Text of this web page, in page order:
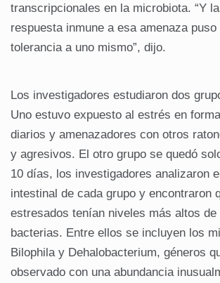
transcripcionales en la microbiota. “Y
respuesta inmune a esa amenaza
tolerancia a uno mismo”, dijo.
Los investigadores estudiaron dos
Uno estuvo expuesto al estrés en
diarios y amenazadores con otros
y agresivos. El otro grupo se quedó
10 días, los investigadores analizaron
intestinal de cada grupo y encontraron
estresados ​​tenían niveles más altos de
bacterias. Entre ellos se incluyen los
Bilophila y Dehalobacterium, géneros
observado con una abundancia